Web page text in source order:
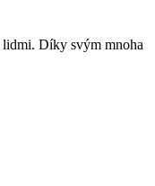
lidmi. Díky svým mnoha